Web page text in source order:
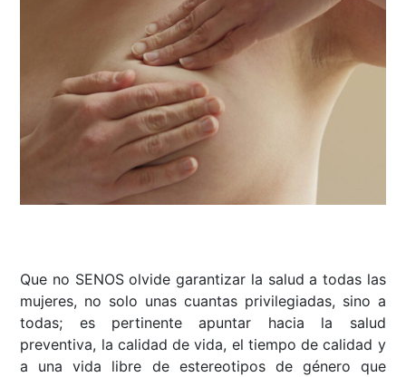
Que no SENOS olvide garantizar la salud a todas las
mujeres, no solo unas cuantas privilegiadas, sino a
todas; es pertinente apuntar hacia la salud
preventiva, la calidad de vida, el tiempo de calidad y
a una vida libre de estereotipos de género que